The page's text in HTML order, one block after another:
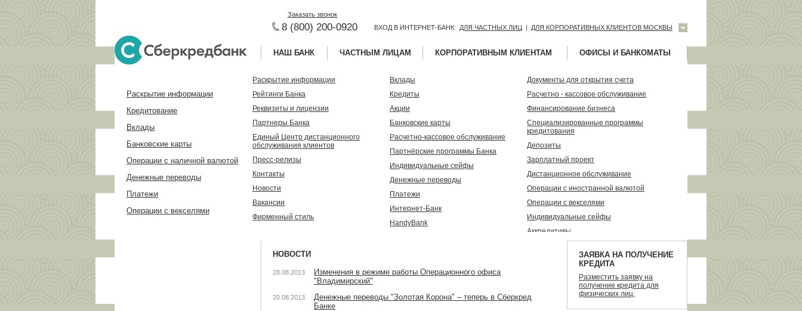
8 (800) 200-0920
Заказать звонок
ВХОД В ИНТЕРНЕТ-БАНК: ДЛЯ ЧАСТНЫХ ЛИЦ | ДЛЯ КОРПОРАТИВНЫХ КЛИЕНТОВ МОСКВЫ
НАШ БАНК ЧАСТНЫМ ЛИЦАМ КОРПОРАТИВНЫМ КЛИЕНТАМ ОФИСЫ И БАНКОМАТЫ
Раскрытие информации
Кредитование
Вклады
Банковские карты
Операции c наличной валютой
Денежные переводы
Платежи
Операции с векселями
Раскрытие информации
Рейтинги Банка
Реквизиты и лицензии
Партнеры Банка
Единый Центр дистанционного
обслуживания клиентов
Пресс-релизы
Контакты
Новости
Вакансии
Фирменный стиль
Вклады
Кредиты
Акции
Банковские карты
Расчетно-кассовое обслуживание
Партнёрские программы Банка
Индивидуальные сейфы
Денежные переводы
Платежи
Интернет-Банк
HandyBank
Документы для открытия счета
Расчетно - кассовое обслуживание
Финансирование бизнеса
Специализированные программы
кредитования
Депозиты
Зарплатный проект
Дистанционное обслуживание
Операции с иностранной валютой
Операции с векселями
Индивидуальные сейфы
Аккредитивы
Московская область
Сочи
НОВОСТИ
28.08.2013
Изменения в режиме работы Операционного офиса
"Владимирский"
20.08.2013
Денежные переводы "Золотая Корона" – теперь в Сберкред
Банке
ЗАЯВКА НА ПОЛУЧЕНИЕ
КРЕДИТА
Разместить заявку на
получение кредита для
физических лиц.